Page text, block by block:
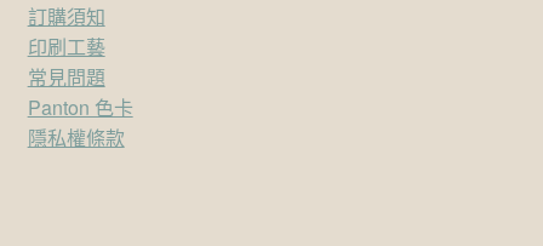
訂購須知
印刷工藝
常見問題
Panton 色卡
隱私權條款